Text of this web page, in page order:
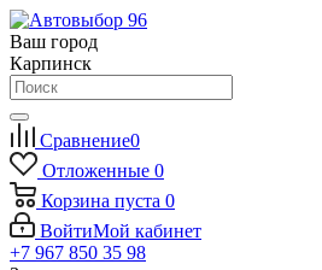
Ваш город
Карпинск
Сравнение0
Отложенные 0
Корзина пуста 0
ВойтиМой кабинет
+7 967 850 35 98